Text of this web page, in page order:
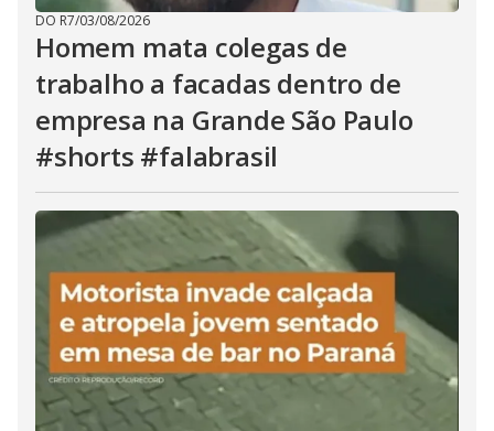
DO R7/03/08/2026
Homem mata colegas de
trabalho a facadas dentro de
empresa na Grande São Paulo
#shorts #falabrasil